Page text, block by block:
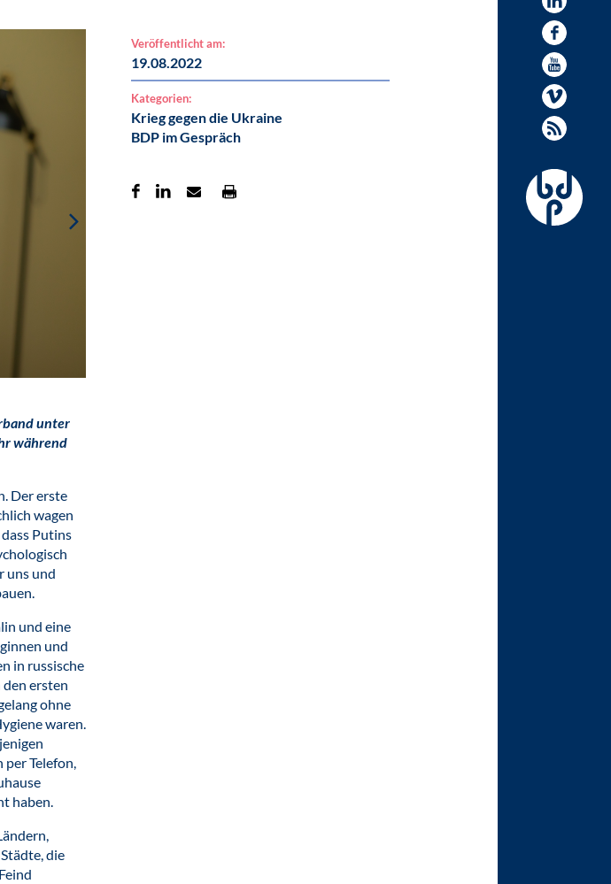
unter
während
Der erste
wagen
Putins
uns und
und eine
und
in russische
den ersten
ohne
waren.
Telefon,
haben.
die
Veröffentlicht am:
19.08.2022
Kategorien:
Krieg gegen die Ukraine
BDP im Gespräch